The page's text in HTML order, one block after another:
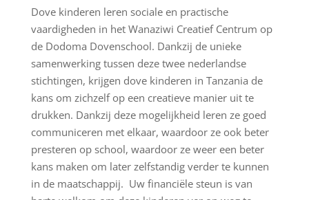
Dove kinderen leren sociale en practische
vaardigheden in het Wanaziwi Creatief Centrum op
de Dodoma Dovenschool. Dankzij de unieke
samenwerking tussen deze twee nederlandse
stichtingen, krijgen dove kinderen in Tanzania de
kans om zichzelf op een creatieve manier uit te
drukken. Dankzij deze mogelijkheid leren ze goed
communiceren met elkaar, waardoor ze ook beter
presteren op school, waardoor ze weer een beter
kans maken om later zelfstandig verder te kunnen
in de maatschappij. Uw financiële steun is van